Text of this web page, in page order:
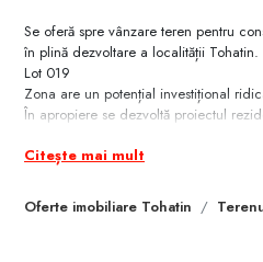
Oferte imobiliare Tohatin
Se oferă spre vânzare teren pentru
în plină dezvoltare a localității Tohatin.
Lot 019
Zona are un potențial investițional
În apropiere se dezvoltă proiectul
terenurile și a realiza un proiect
Citește mai mult